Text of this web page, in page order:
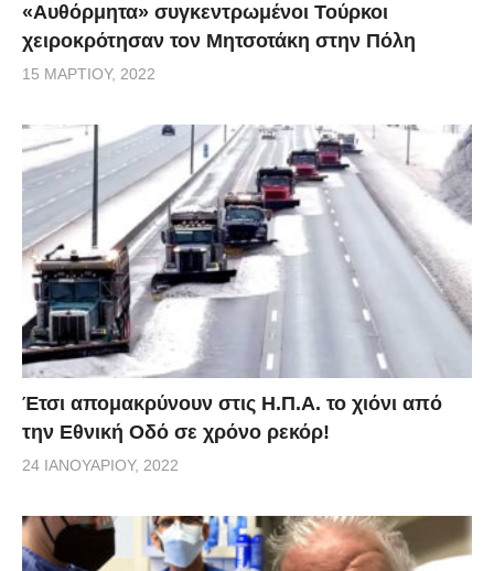
«Αυθόρμητα» συγκεντρωμένοι Τούρκοι
χειροκρότησαν τον Μητσοτάκη στην Πόλη
15 ΜΑΡΤΊΟΥ, 2022
Έτσι απομακρύνουν στις Η.Π.Α. το χιόνι από
την Εθνική Οδό σε χρόνο ρεκόρ!
24 ΙΑΝΟΥΑΡΊΟΥ, 2022